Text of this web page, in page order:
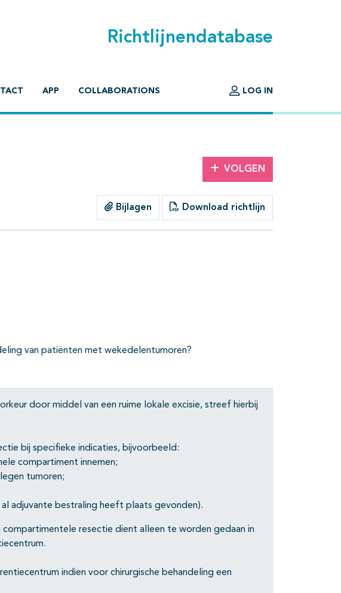
Richtlijnendatabase
APP COLLABORATIONS LOG IN
VOLGEN
Bijlagen Download richtlijn
van patiënten met wekedelentumoren?
door middel van een ruime lokale excisie, streef hierbij
bij specifieke indicaties, bijvoorbeeld:
compartiment innemen;
tumoren;
al adjuvante bestraling heeft plaats gevonden).
compartimentele resectie dient alleen te worden gedaan in
indien voor chirurgische behandeling een